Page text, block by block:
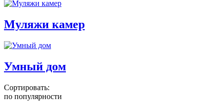
Муляжи камер
Умный дом
Сортировать:
по популярности